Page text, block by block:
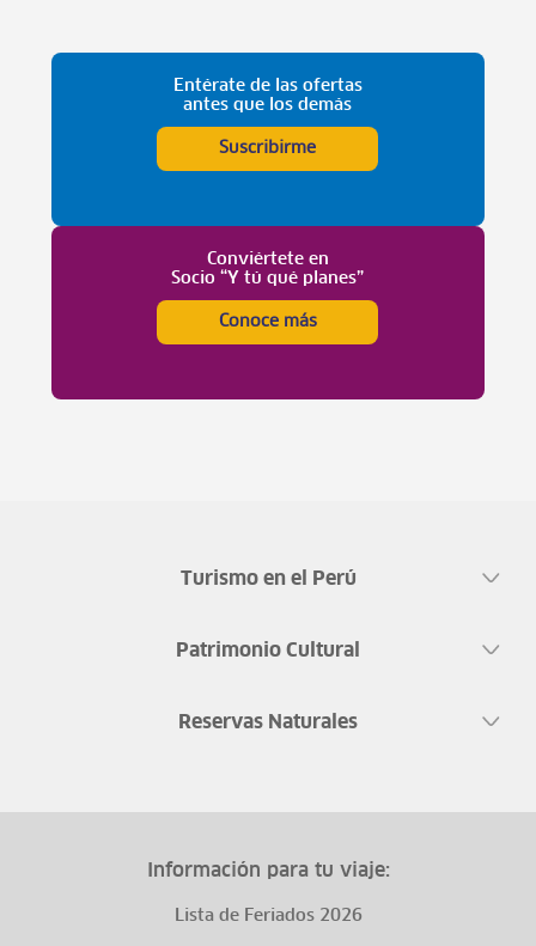
Entérate de las ofertas
antes que los demás
Suscribirme
Conviértete en
Socio “Y tú qué planes”
Conoce más
Turismo en el Perú
Patrimonio Cultural
Reservas Naturales
Información para tu viaje:
Lista de Feriados 2026